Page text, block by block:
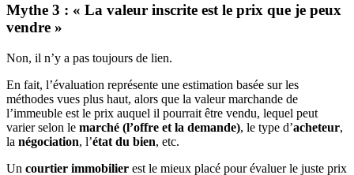
Mythe 3 : « La valeur inscrite est le prix que je peux
vendre »
Non, il n’y a pas toujours de lien.
En fait, l’évaluation représente une estimation basée sur les
méthodes vues plus haut, alors que la valeur marchande de
l’immeuble est le prix auquel il pourrait être vendu, lequel peut
varier selon le marché (l’offre et la demande), le type d’acheteur,
la négociation, l’état du bien, etc.
Un courtier immobilier est le mieux placé pour évaluer le juste prix